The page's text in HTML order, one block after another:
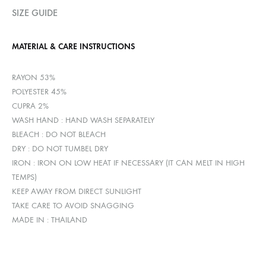
SIZE GUIDE
MATERIAL & CARE INSTRUCTIONS
RAYON 53%
POLYESTER 45%
CUPRA 2%
WASH HAND : HAND WASH SEPARATELY
BLEACH : DO NOT BLEACH
DRY : DO NOT TUMBEL DRY
IRON : IRON ON LOW HEAT IF NECESSARY (IT CAN MELT IN HIGH
TEMPS)
KEEP AWAY FROM DIRECT SUNLIGHT
TAKE CARE TO AVOID SNAGGING
MADE IN : THAILAND